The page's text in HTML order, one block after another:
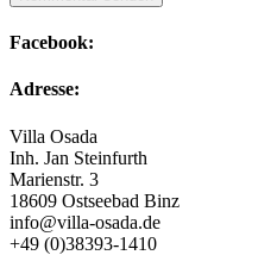
Facebook:
Adresse:
Villa Osada
Inh. Jan Steinfurth
Marienstr. 3
18609 Ostseebad Binz
info@villa-osada.de
+49 (0)38393-1410